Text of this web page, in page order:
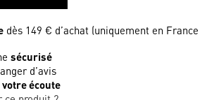
dès 149 € d’achat (uniquement en France
sécurisé
d’avis
votre écoute